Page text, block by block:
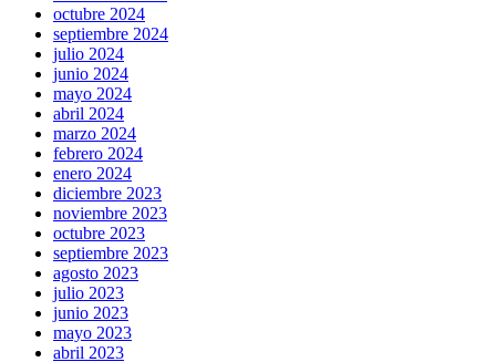
octubre 2024
septiembre 2024
julio 2024
junio 2024
mayo 2024
abril 2024
marzo 2024
febrero 2024
enero 2024
diciembre 2023
noviembre 2023
octubre 2023
septiembre 2023
agosto 2023
julio 2023
junio 2023
mayo 2023
abril 2023